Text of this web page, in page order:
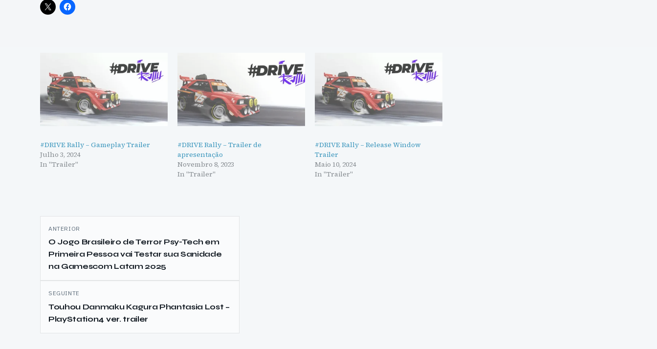
#DRIVE Rally – Gameplay Trailer
Julho 3, 2024
In "Trailer"
#DRIVE Rally – Trailer de
apresentação
Novembro 8, 2023
In "Trailer"
#DRIVE Rally – Release Window
Trailer
Maio 10, 2024
In "Trailer"
Navegação
de
artigos
ANTERIOR
O Jogo Brasileiro de Terror Psy-Tech em
Primeira Pessoa vai Testar sua Sanidade
na Gamescom Latam 2025
SEGUINTE
Touhou Danmaku Kagura Phantasia Lost –
PlayStation4 ver. trailer